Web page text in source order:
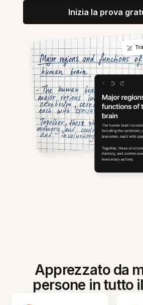
Inizia la prova
Apprezzato da
persone in tutto